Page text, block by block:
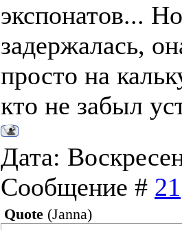
экспонатов...
задержалась,
просто на
кто не забыл
Дата:
Сообщение # 21
Quote (Janna)